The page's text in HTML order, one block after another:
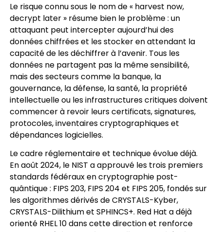
Le risque connu sous le nom de « harvest now,
decrypt later » résume bien le problème : un
attaquant peut intercepter aujourd’hui des
données chiffrées et les stocker en attendant la
capacité de les déchiffrer à l’avenir. Tous les
données ne partagent pas la même sensibilité,
mais des secteurs comme la banque, la
gouvernance, la défense, la santé, la propriété
intellectuelle ou les infrastructures critiques doivent
commencer à revoir leurs certificats, signatures,
protocoles, inventaires cryptographiques et
dépendances logicielles.
Le cadre réglementaire et technique évolue déjà.
En août 2024, le NIST a approuvé les trois premiers
standards fédéraux en cryptographie post-
quântique : FIPS 203, FIPS 204 et FIPS 205, fondés sur
les algorithmes dérivés de CRYSTALS-Kyber,
CRYSTALS-Dilithium et SPHINCS+. Red Hat a déjà
orienté RHEL 10 dans cette direction et renforce